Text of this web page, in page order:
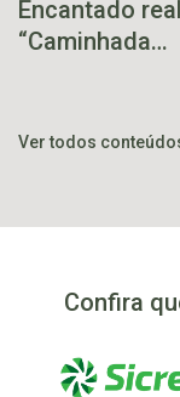
Encantado
“Caminhada
Protetor
Ver todos
Confira